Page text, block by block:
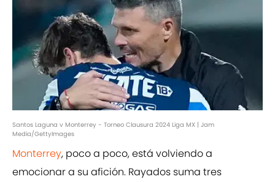
Santos Laguna v Monterrey - Torneo Clausura 2024 Liga MX | Jam
Media/GettyImages
Monterrey, poco a poco, está volviendo a
emocionar a su afición. Rayados suma tres